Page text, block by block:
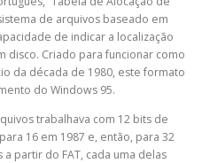
de arquivos baseado em
de indicar a localização
disco. Criado para funcionar como
da década de 1980, este formato
do Windows 95.
trabalhava com 12 bits de
16 em 1987 e, então, para 32
partir do FAT, cada uma delas